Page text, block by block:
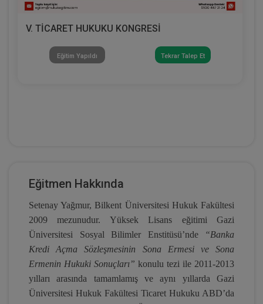
V. TİCARET HUKUKU KONGRESİ
Eğitim Yapıldı Tekrar Talep Et
Eğitmen Hakkında
Setenay Yağmur, Bilkent Üniversitesi Hukuk Fakültesi
2009 mezunudur. Yüksek Lisans eğitimi Gazi
Üniversitesi Sosyal Bilimler Enstitüsü’nde
“Banka
Kredi Açma Sözleşmesinin Sona Ermesi ve Sona
Ermenin Hukuki Sonuçları” konulu tezi ile 2011-2013
yılları arasında tamamlamış ve aynı yıllarda Gazi
Üniversitesi Hukuk Fakültesi Ticaret Hukuku ABD’da